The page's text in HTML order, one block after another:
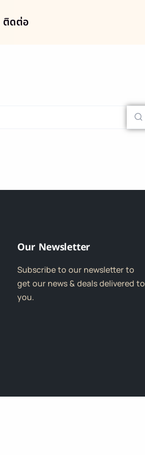
ติดต่อ
Our Newsletter
Subscribe to our newsletter to
get our news & deals delivered to
you.